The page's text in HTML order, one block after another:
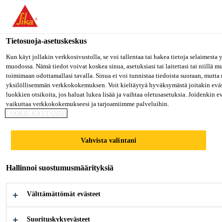
Olet menossa "Sika Finland", näyttää, että olet "Yhdysvallat".
oman maasi sivulle.
MENE SIKA USA
Sika Finland
Sikafloor®-931
Finishing Aid
Viimeistelyapuaine, betonipinnan kovetin
ja tiivistysaine
Sikafloor®-931 Finishing Aid on kolloidinen
piidioksidipohjainen tiivistysaine, joka mahdollistaa
Tietosuoja-asetuskeskus
Kun käyt jollakin verkkosivustolla, se voi tallentaa tai hakea tietoja selaimesta
muodossa. Nämä tiedot voivat koskea sinua, asetuksiasi tai laitettasi tai niillä
toimimaan odottamallasi tavalla. Sinua ei voi tunnistaa tiedoista suoraan,
yksilöllisemmän verkkokokemuksen. Voit kieltäytyä hyväksymästä joitakin
luokkien otsikoita, jos haluat lukea lisää ja vaihtaa oletusasetuksia. Joidenkin
vaikuttaa verkkokokemukseesi ja tarjoamiimme palveluihin.
COOKIE-KÄYTÄNTÖ
Vahvista valintani
Hallinnoi suostumusmäärityksiä
Välttämättömät evästeet
Suorituskykyevästeet